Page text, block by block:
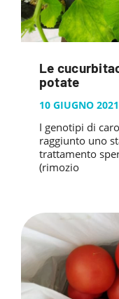
Le
potate
10 GIUGNO 2021
I genotipi di
raggiunto uno
trattamento
(rimozio